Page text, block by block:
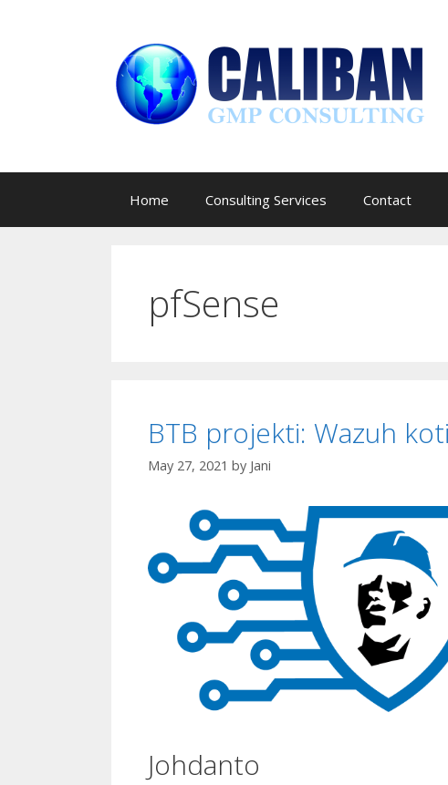
Home Consulting Services Contact
pfSense
BTB projekti: Wazuh
May 27, 2021 by Jani
Johdanto